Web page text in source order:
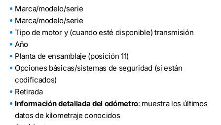
Marca/modelo/serie
Marca/modelo/serie
Tipo de motor y (cuando esté disponible) transmisión
Año
Planta de ensamblaje (posición 11)
Opciones básicas/sistemas de seguridad (si están
codificados)
Retirada
Información detallada del odómetro: muestra los últimos
datos de kilometraje conocidos